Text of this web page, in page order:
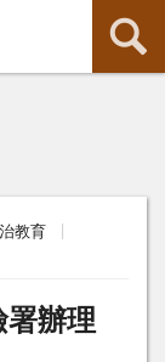
教育
署辦理